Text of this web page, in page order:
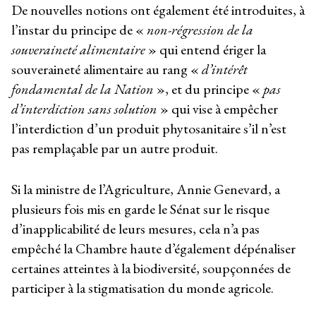
De nouvelles notions ont également été introduites, à
l’instar du principe de «non-régression de la
souveraineté alimentaire» qui entend ériger la
souveraineté alimentaire au rang «d’intérêt
fondamental de la Nation », et du principe « pas
d’interdiction sans solution » qui vise à empêcher
l’interdiction d’un produit phytosanitaire s’il n’est
pas remplaçable par un autre produit.
Si la ministre de l’Agriculture, Annie Genevard, a
plusieurs fois mis en garde le Sénat sur le risque
d’inapplicabilité de leurs mesures, cela n’a pas
empêché la Chambre haute d’également dépénaliser
certaines atteintes à la biodiversité, soupçonnées de
participer à la stigmatisation du monde agricole.